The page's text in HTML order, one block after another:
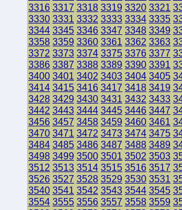
3316 3317 3318 3319 3320 3321
3330 3331 3332 3333 3334 3335
3344 3345 3346 3347 3348 3349
3358 3359 3360 3361 3362 3363
3372 3373 3374 3375 3376 3377
3386 3387 3388 3389 3390 3391
3400 3401 3402 3403 3404 3405
3414 3415 3416 3417 3418 3419
3428 3429 3430 3431 3432 3433
3442 3443 3444 3445 3446 3447
3456 3457 3458 3459 3460 3461
3470 3471 3472 3473 3474 3475
3484 3485 3486 3487 3488 3489
3498 3499 3500 3501 3502 3503
3512 3513 3514 3515 3516 3517
3526 3527 3528 3529 3530 3531
3540 3541 3542 3543 3544 3545
3554 3555 3556 3557 3558 3559